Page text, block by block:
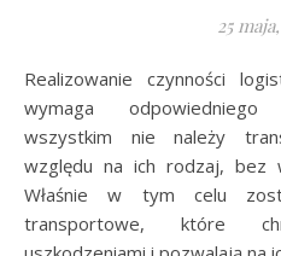
25
Realizowanie czynności logistycznych i transportowych
wymaga
wszystkim nie należy
względu na ich rodzaj, bez
Właśnie w tym celu
transportowe, które